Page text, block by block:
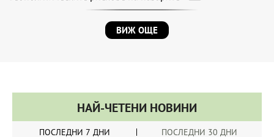
ВИЖ ОЩЕ
НАЙ-ЧЕТЕНИ НОВИНИ
ПОСЛЕДНИ 7 ДНИ ПОСЛЕДНИ 30 ДНИ